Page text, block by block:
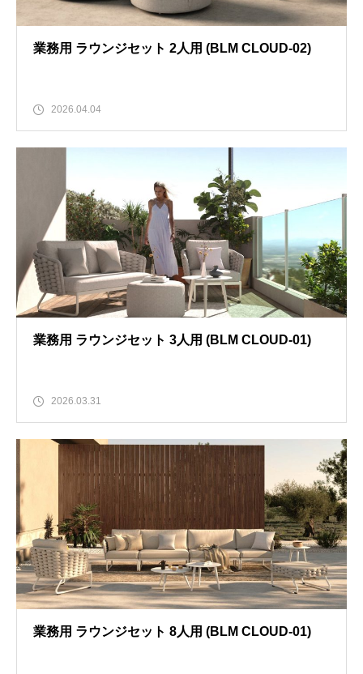
業務用 ラウンジセット 2人用 (BLM CLOUD-02)
2026.04.04
業務用 ラウンジセット 3人用 (BLM CLOUD-01)
2026.03.31
業務用 ラウンジセット 8人用 (BLM CLOUD-01)